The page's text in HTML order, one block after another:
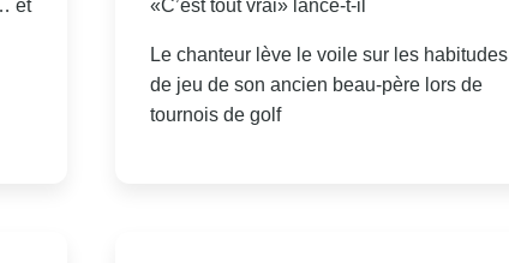
et
«C’est tout vrai» lance-t-il
Le chanteur lève le voile sur les habitudes
de jeu de son ancien beau-père lors de
tournois de golf